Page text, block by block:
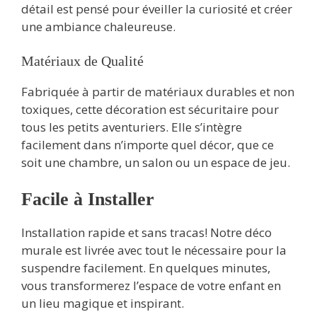
détail est pensé pour éveiller la curiosité et créer
une ambiance chaleureuse.
Matériaux de Qualité
Fabriquée à partir de matériaux durables et non
toxiques, cette décoration est sécuritaire pour
tous les petits aventuriers. Elle s’intègre
facilement dans n’importe quel décor, que ce
soit une chambre, un salon ou un espace de jeu.
Facile à Installer
Installation rapide et sans tracas! Notre déco
murale est livrée avec tout le nécessaire pour la
suspendre facilement. En quelques minutes,
vous transformerez l’espace de votre enfant en
un lieu magique et inspirant.